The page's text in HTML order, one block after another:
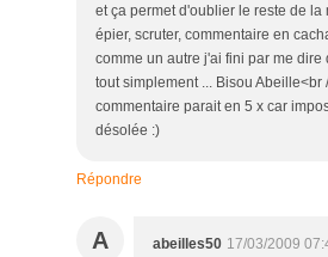
et ça permet d'oublier le reste de
épier, scruter, commentaire en
comme un autre j'ai fini par me
tout simplement ... Bisou Abeille<br
commentaire parait en 5 x car
désolée :)
Répondre
A abeilles50 17/03/2009